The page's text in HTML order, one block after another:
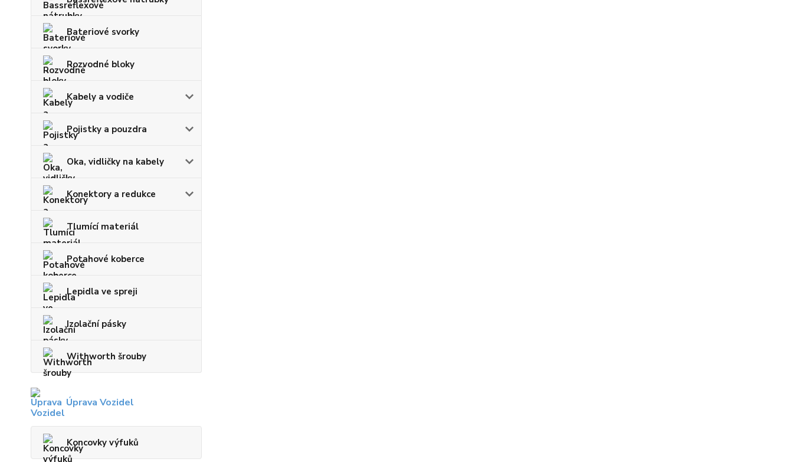
Bateriové svorky
Rozvodné bloky
Kabely a vodiče
Pojistky a pouzdra
Oka, vidličky na kabely
Konektory a redukce
Tlumící materiál
Potahové koberce
Lepidla ve spreji
Izolační pásky
Withworth šrouby
Úprava Vozidel
Koncovky výfuků